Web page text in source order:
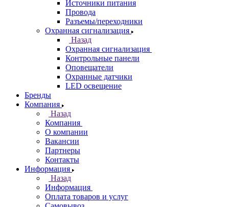
Источники питания
Провода
Разъемы/переходники
Охранная сигнализация
Назад
Охранная сигнализация
Контрольные панели
Оповещатели
Охранные датчики
LED освещение
Бренды
Компания
Назад
Компания
О компании
Вакансии
Партнеры
Контакты
Информация
Назад
Информация
Оплата товаров и услуг